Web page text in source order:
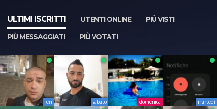
ULTIMI ISCRITTI UTENTI ONLINE
PIÙ VISTI
PIÙ MESSAGGIATI
PIÙ VOTATI
Ieri sabato domenica martedì